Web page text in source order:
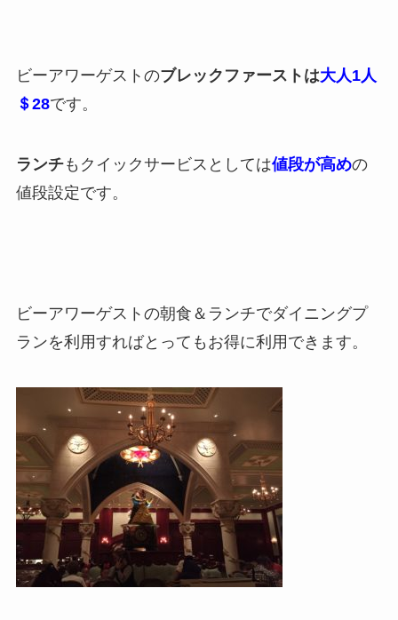
ビーアワーゲストのブレックファーストは大人1人
＄28です。
ランチもクイックサービスとしては値段が高めの
値段設定です。
ビーアワーゲストの朝食＆ランチでダイニングプ
ランを利用すればとってもお得に利用できます。